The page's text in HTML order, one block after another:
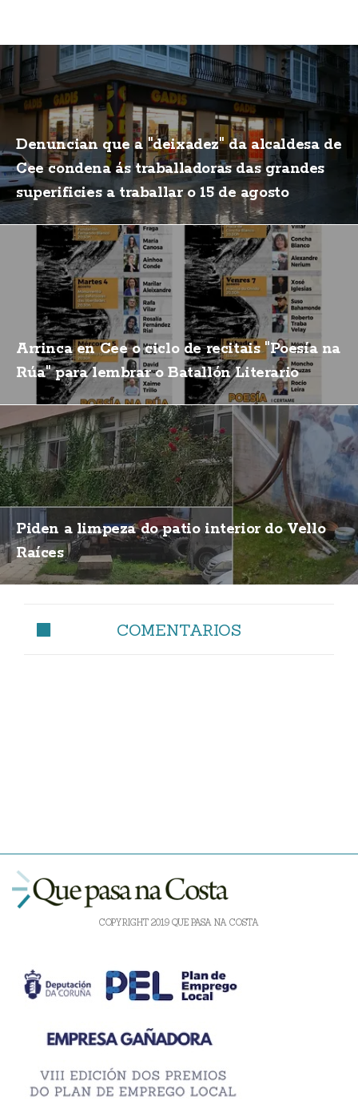
Denuncian que a "deixadez" da alcaldesa de
Cee condena ás traballadoras das grandes
superificies a traballar o 15 de agosto
Arrinca en Cee o ciclo de recitais "Poesía na
Rúa" para lembrar o Batallón Literario
Piden a limpeza do patio interior do Vello
Raíces
COMENTARIOS
COPYRIGHT 2019 QUE PASA NA COSTA